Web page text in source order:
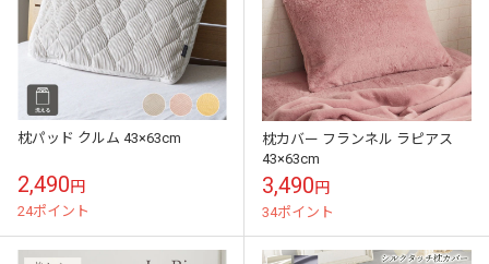
枕パッド クルム 43×63cm
2,490円
24ポイント
枕カバー フランネル ラピアス
43×63cm
3,490円
34ポイント